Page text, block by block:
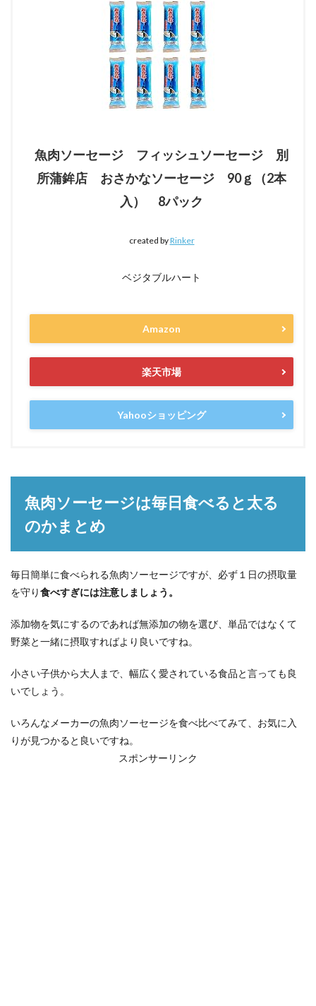
魚肉ソーセージ フィッシュソーセージ 別
所蒲鉾店 おさかなソーセージ 90ｇ（2本
入） 8パック
created byRinker
ベジタブルハート
Amazon
楽天市場
Yahooショッピング
魚肉ソーセージは毎日食べると太る
のかまとめ
毎日簡単に食べられる魚肉ソーセージですが、必ず１日の摂取量
を守り食べすぎには注意しましょう。
添加物を気にするのであれば無添加の物を選び、単品ではなくて
野菜と一緒に摂取すればより良いですね。
小さい子供から大人まで、幅広く愛されている食品と言っても良
いでしょう。
いろんなメーカーの魚肉ソーセージを食べ比べてみて、お気に入
りが見つかると良いですね。
スポンサーリンク